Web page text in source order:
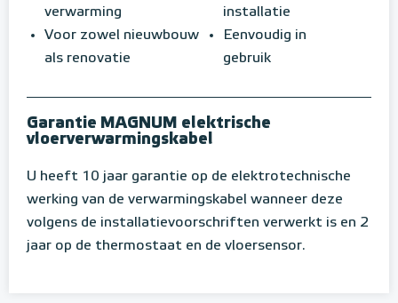
verwarming
Voor zowel nieuwbouw
als renovatie
installatie
Eenvoudig in
gebruik
Garantie MAGNUM elektrische
vloerverwarmingskabel
U heeft 10 jaar garantie op de elektrotechnische
werking van de verwarmingskabel wanneer deze
volgens de installatievoorschriften verwerkt is en 2
jaar op de thermostaat en de vloersensor.